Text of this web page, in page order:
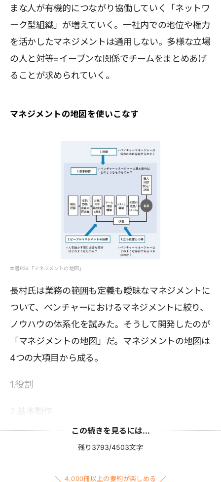
まな人が有機的につながり協働していく「ネットワ
ーク型組織」が増えていく。一社内での地位や権力
を活かしたマネジメントは通用しない。多様な立場
の人と対等=イーブンな関係でチームをまとめあげ
ることが求められていく。
マネジメントの地図を使いこなす
本書P34「マネジメントの地図」
長村氏は業務の範囲も定義も曖昧なマネジメントに
ついて、ベンチャーにおけるマネジメントに絞り、
ノウハウの体系化を試みた。そうして開発したのが
「マネジメントの地図」だ。マネジメントの地図は
4つの大項目から成る。
1.役割
2.基本動作
この続きを見るには...
残り3793/4503文字
4,000冊以上の要約が楽しめる